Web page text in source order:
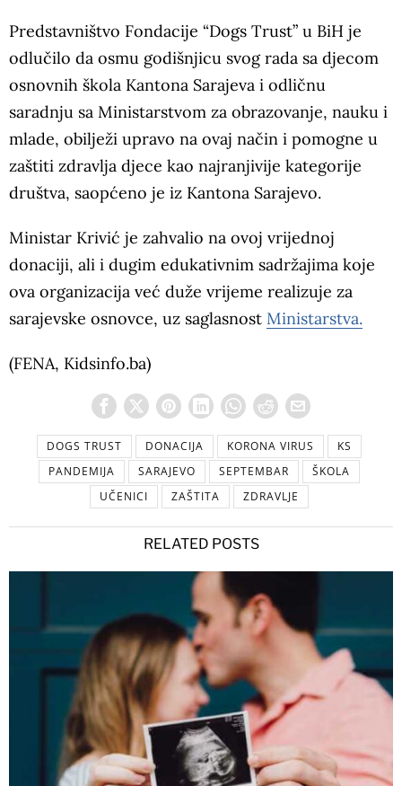
Predstavništvo Fondacije “Dogs Trust” u BiH je
odlučilo da osmu godišnjicu svog rada sa djecom
osnovnih škola Kantona Sarajeva i odličnu
saradnju sa Ministarstvom za obrazovanje, nauku i
mlade, obilježi upravo na ovaj način i pomogne u
zaštiti zdravlja djece kao najranjivije kategorije
društva, saopćeno je iz Kantona Sarajevo.
Ministar Krivić je zahvalio na ovoj vrijednoj
donaciji, ali i dugim edukativnim sadržajima koje
ova organizacija već duže vrijeme realizuje za
sarajevske osnovce, uz saglasnost Ministarstva.
(FENA, Kidsinfo.ba)
DOGS TRUST DONACIJA KORONA VIRUS
KS
PANDEMIJA
SARAJEVO SEPTEMBAR
ŠKOLA
UČENICI
ZAŠTITA ZDRAVLJE
RELATED POSTS